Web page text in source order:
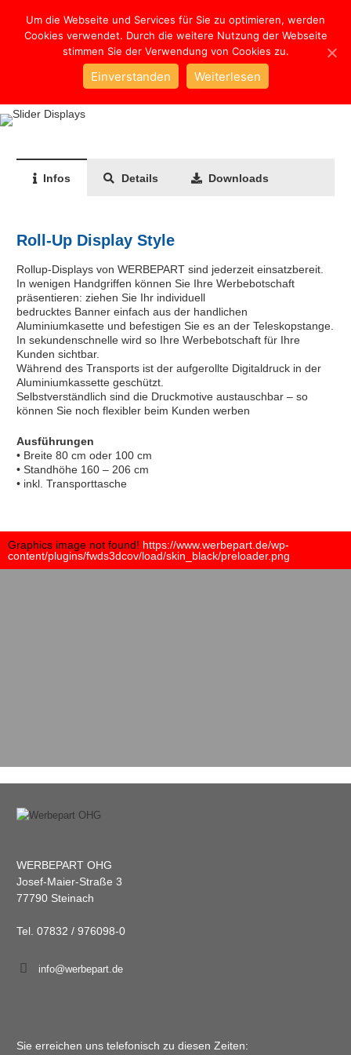
Style
Infos Details Downloads
Roll-Up Display Style
Rollup-Displays von WERBEPART sind jederzeit einsatzbereit.
In wenigen Handgriffen können Sie Ihre Werbebotschaft
präsentieren: ziehen Sie Ihr individuell
bedrucktes Banner einfach aus der handlichen
Aluminiumkasette und befestigen Sie es an der Teleskopstange.
In sekundenschnelle wird so Ihre Werbebotschaft für Ihre
Kunden sichtbar.
Während des Transports ist der aufgerollte Digitaldruck in der
Aluminiumkassette geschützt.
Selbstverständlich sind die Druckmotive austauschbar – so
können Sie noch flexibler beim Kunden werben
Ausführungen
• Breite 80 cm oder 100 cm
• Standhöhe 160 – 206 cm
• inkl. Transporttasche
Graphics image not found! https://www.werbepart.de/wp-
content/plugins/fwds3dcov/load/skin_black/preloader.png
WERBEPART OHG
Josef-Maier-Straße 3
77790 Steinach
Tel. 07832 / 976098-0
info@werbepart.de
Sie erreichen uns telefonisch zu diesen Zeiten:
Um die Webseite und Services für Sie zu optimieren, werden
Cookies verwendet. Durch die weitere Nutzung der Webseite
stimmen Sie der Verwendung von Cookies zu.
Einverstanden Weiterlesen